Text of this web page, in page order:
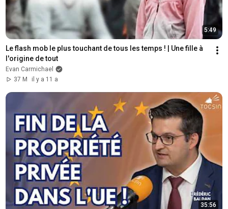
5:49
Le flash mob le plus touchant de tous les temps ! | Une fille à
l'origine de tout
Evan Carmichael
37 M
il y a 11 a
35:56